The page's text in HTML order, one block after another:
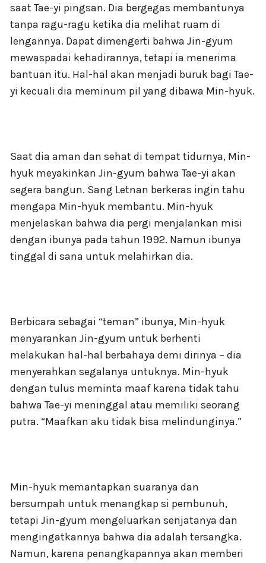
saat Tae-yi pingsan. Dia bergegas membantunya
tanpa ragu-ragu ketika dia melihat ruam di
lengannya. Dapat dimengerti bahwa Jin-gyum
mewaspadai kehadirannya, tetapi ia menerima
bantuan itu. Hal-hal akan menjadi buruk bagi Tae-
yi kecuali dia meminum pil yang dibawa Min-hyuk.
Saat dia aman dan sehat di tempat tidurnya, Min-
hyuk meyakinkan Jin-gyum bahwa Tae-yi akan
segera bangun. Sang Letnan berkeras ingin tahu
mengapa Min-hyuk membantu. Min-hyuk
menjelaskan bahwa dia pergi menjalankan misi
dengan ibunya pada tahun 1992. Namun ibunya
tinggal di sana untuk melahirkan dia.
Berbicara sebagai “teman” ibunya, Min-hyuk
menyarankan Jin-gyum untuk berhenti
melakukan hal-hal berbahaya demi dirinya – dia
menyerahkan segalanya untuknya. Min-hyuk
dengan tulus meminta maaf karena tidak tahu
bahwa Tae-yi meninggal atau memiliki seorang
putra. “Maafkan aku tidak bisa melindunginya.”
Min-hyuk memantapkan suaranya dan
bersumpah untuk menangkap si pembunuh,
tetapi Jin-gyum mengeluarkan senjatanya dan
mengingatkannya bahwa dia adalah tersangka.
Namun, karena penangkapannya akan memberi